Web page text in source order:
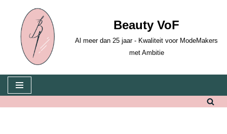
Skip
content
Beauty VoF
Al meer dan 25 jaar - Kwaliteit voor ModeMakers
met Ambitie